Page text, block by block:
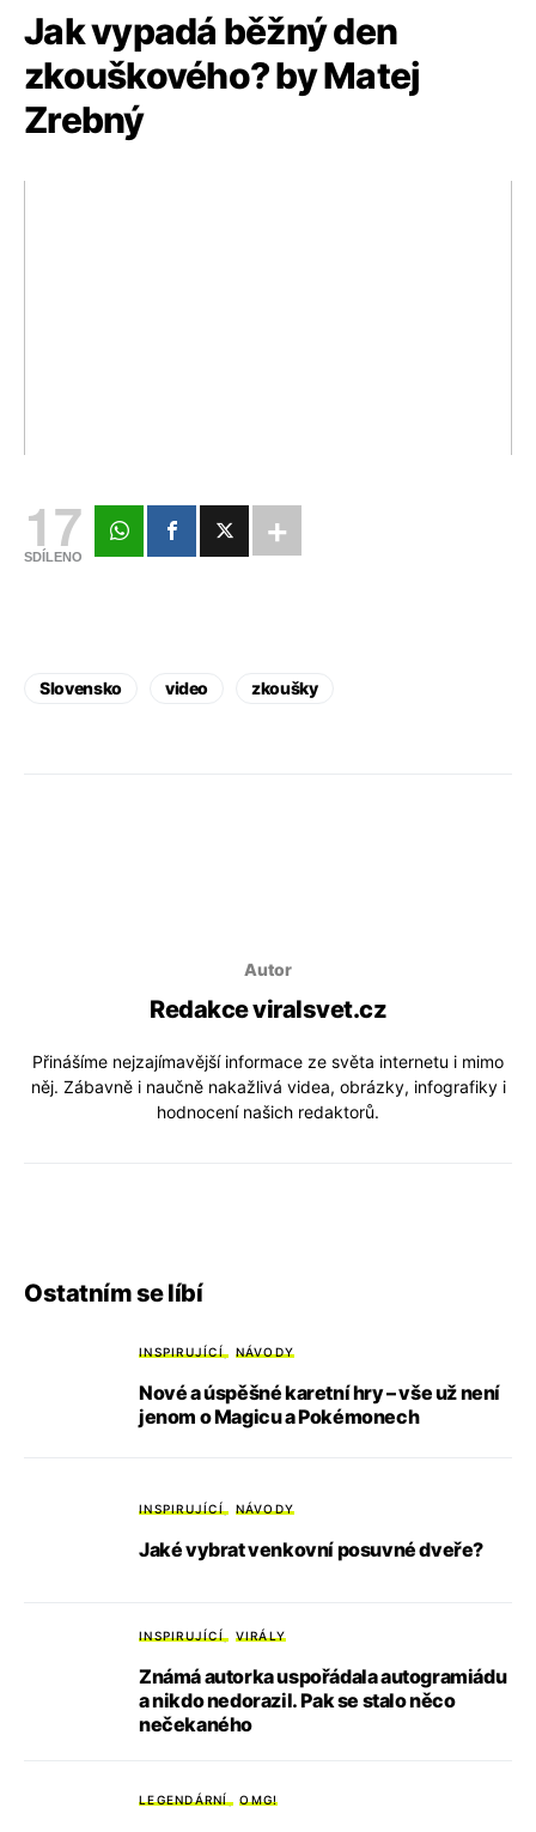
Jak vypadá běžný den
zkouškového? by Matej
Zrebný
17
SDÍLENO
Slovensko video zkoušky
Autor
Redakce viralsvet.cz
Přinášíme nejzajímavější informace ze světa internetu i mimo
něj. Zábavně i naučně nakažlivá videa, obrázky, infografiky i
hodnocení našich redaktorů.
Ostatním se líbí
INSPIRUJÍCÍ NÁVODY
Nové a úspěšné karetní hry – vše už není
jenom o Magicu a Pokémonech
INSPIRUJÍCÍ NÁVODY
Jaké vybrat venkovní posuvné dveře?
INSPIRUJÍCÍ VIRÁLY
Známá autorka uspořádala autogramiádu
a nikdo nedorazil. Pak se stalo něco
nečekaného
LEGENDÁRNÍ OMG!